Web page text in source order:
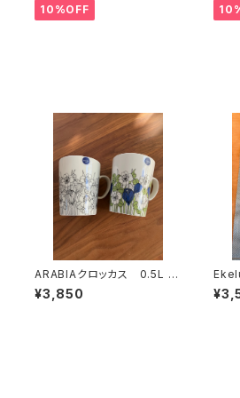
10%OFF
ARABIAクロッカス 0.5L マ
グ グリーン
¥3,850